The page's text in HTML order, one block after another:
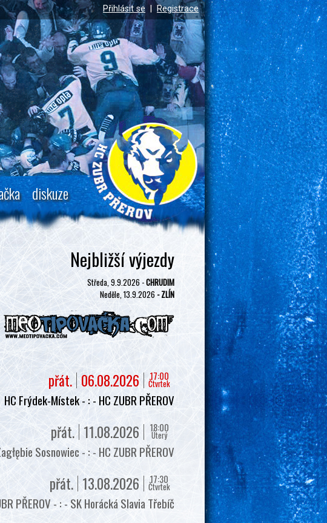
Přihlásit se Registrace
diskuze
Nejbližší výjezdy
Středa, 9.9.2026 -CHRUDIM
Neděle, 13.9.2026 - ZLÍN
17:00
Čtvrtek
06.08.2026
přát.
HC Frýdek-Místek - : - HC ZUBR PŘEROV
18:00
Úterý
11.08.2026
přát.
Sosnowiec - : - HC ZUBR PŘEROV
17:30
Čtvrtek
13.08.2026
přát.
PŘEROV - : - SK Horácká Slavia Třebíč